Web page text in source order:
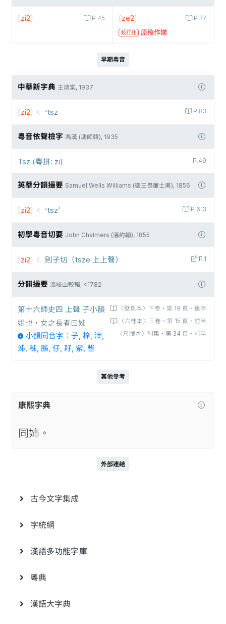
P.45
[zi2] P.37
[ze2]
校訂註 原稿作娣
早期粵音
中華新字典 王頌棠, 1937
P.83
[zi2] ꜂tsz
粵音依聲檢字 馮漢 (馮師韓), 1935
P.49
Tsz (粵拼: zi)
英華分韻撮要 Samuel Wells Williams (衛三畏廉士甫), 1856
P.613
[zi2] ꜂tsz’
初學粵音切要 John Chalmers (湛約翰), 1855
P.1
[zi2] 則子切（tsze 上上聲）
分韻撮要 溫岐山較輯, <1782
〈壁魚本〉下卷‧第 19 頁‧後半
〈六桂本〉三卷‧第 15 頁‧前半
〈尺牘本〉利集‧第 34 頁‧前半
第十六師史四 上聲 子小韻
姐也，女之長者曰姊
小韻同音字：子, 梓, 滓,
泲, 秭, 胏, 仔, 耔, 紫, 呰
其他參考
康熙字典
同姉。
外部連結
古今文字集成
字統網
漢語多功能字庫
粵典
漢語大字典